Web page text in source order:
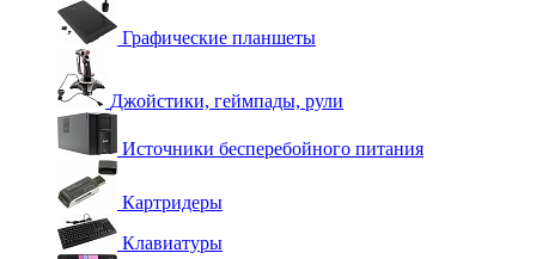
Графические планшеты
Джойстики, геймпады, рули
Источники бесперебойного питания
Картридеры
Клавиатуры